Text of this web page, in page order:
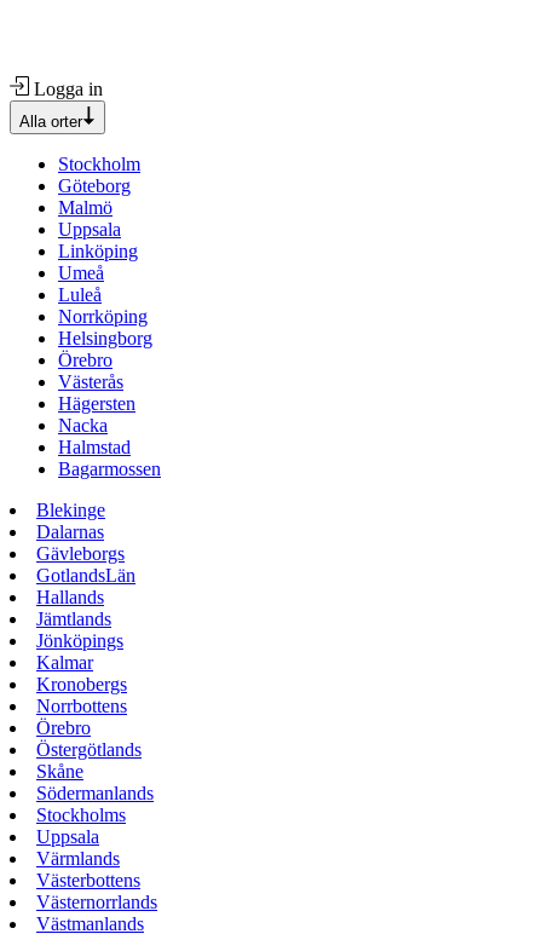
Logga in
Alla orter
Stockholm
Göteborg
Malmö
Uppsala
Linköping
Umeå
Luleå
Norrköping
Helsingborg
Örebro
Västerås
Hägersten
Nacka
Halmstad
Bagarmossen
Blekinge
Dalarnas
Gävleborgs
GotlandsLän
Hallands
Jämtlands
Jönköpings
Kalmar
Kronobergs
Norrbottens
Örebro
Östergötlands
Skåne
Södermanlands
Stockholms
Uppsala
Värmlands
Västerbottens
Västernorrlands
Västmanlands